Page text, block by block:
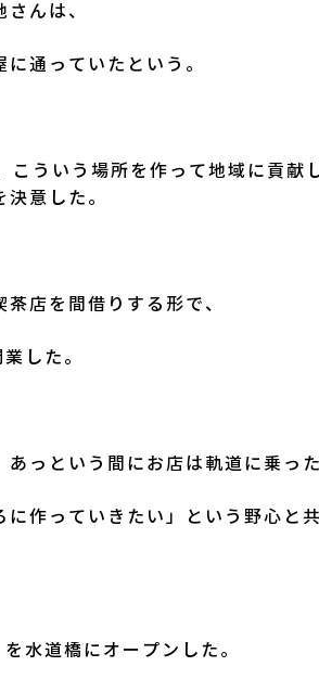
んは、
通っていたという。
ういう場所を作って地域に貢献
意した。
店を間借りする形で、
した。
っという間にお店は軌道に乗っ
に作っていきたい」という野心と
水道橋にオープンした。